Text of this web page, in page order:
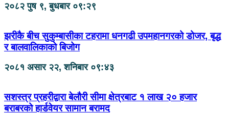
२०८२ पुष ९, बुधबार ०९:२९
झरीकै बीच सुकुम्बासीका टहरामा धनगढी उपमहानगरको डोजर, बृद्ध
र बालवालिकाको बिजोग
२०८१ असार २२, शनिबार ०९:४३
सशस्त्र प्रहरीद्वारा बेलौरी सीमा क्षेत्रबाट १ लाख २० हजार
बराबरको हार्डवेयर सामान बरामद